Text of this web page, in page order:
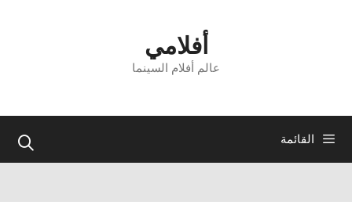
أفلامي
عالم أفلام السينما
القائمة